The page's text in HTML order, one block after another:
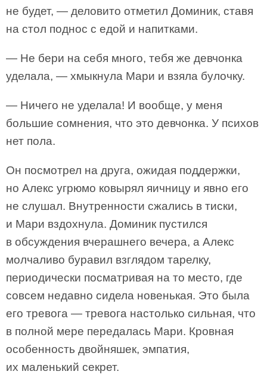
не будет, — деловито отметил Доминик, ставя
на стол поднос с едой и напитками.
— Не бери на себя много, тебя же девчонка
уделала, — хмыкнула Мари и взяла булочку.
— Ничего не уделала! И вообще, у меня
большие сомнения, что это девчонка. У психов
нет пола.
Он посмотрел на друга, ожидая поддержки,
но Алекс угрюмо ковырял яичницу и явно его
не слушал. Внутренности сжались в тиски,
и Мари вздохнула. Доминик пустился
в обсуждения вчерашнего вечера, а Алекс
молчаливо буравил взглядом тарелку,
периодически посматривая на то место, где
совсем недавно сидела новенькая. Это была
его тревога — тревога настолько сильная, что
в полной мере передалась Мари. Кровная
особенность двойняшек, эмпатия,
их маленький секрет.